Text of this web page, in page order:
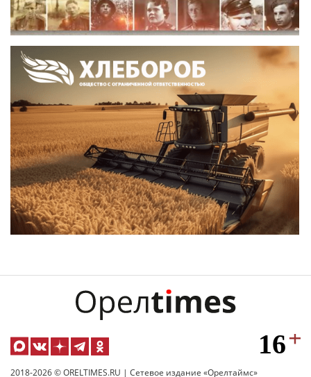
2018-2026 © ORELTIMES.RU | Сетевое издание «Орелтаймс»